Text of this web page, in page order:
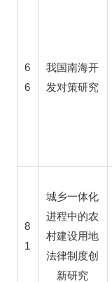
6
6
我国南海开
发对策研究
8
1
城乡一体化
进程中的农
村建设用地
法律制度创
新研究